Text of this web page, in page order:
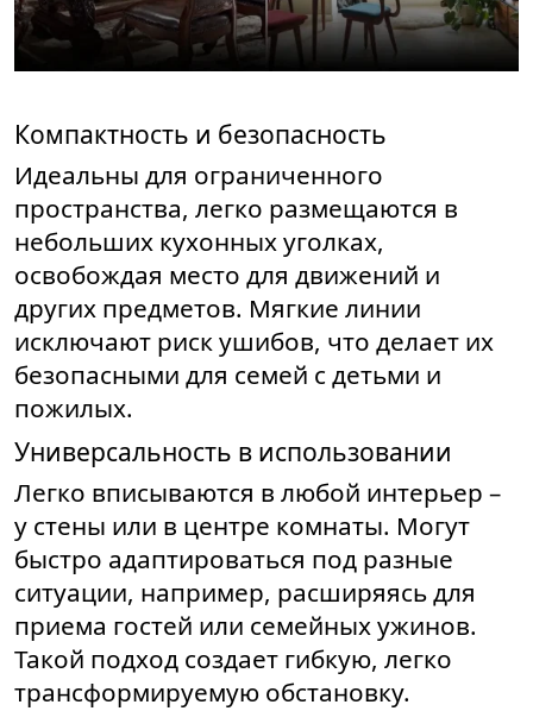
Компактность и безопасность
Идеальны для ограниченного
пространства, легко размещаются в
небольших кухонных уголках,
освобождая место для движений и
других предметов. Мягкие линии
исключают риск ушибов, что делает их
безопасными для семей с детьми и
пожилых.
Универсальность в использовании
Легко вписываются в любой интерьер –
у стены или в центре комнаты. Могут
быстро адаптироваться под разные
ситуации, например, расширяясь для
приема гостей или семейных ужинов.
Такой подход создает гибкую, легко
трансформируемую обстановку.